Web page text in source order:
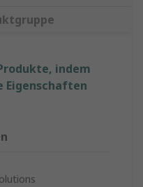
indem
Eigenschaften